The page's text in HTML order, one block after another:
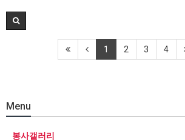
1 2 3 4
Menu
봉사갤러리